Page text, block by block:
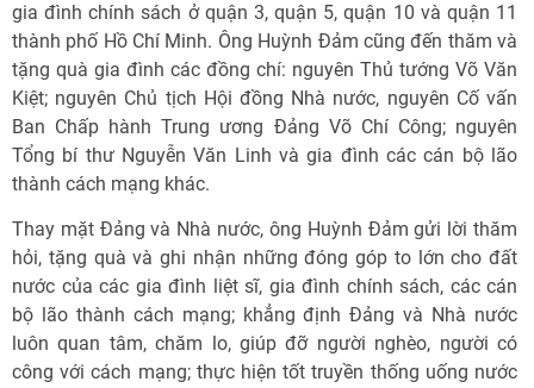
gia đình chính sách ở quận 3, quận 5, quận 10 và quận 11
thành phố Hồ Chí Minh. Ông Huỳnh Đảm cũng đến thăm và
tặng quà gia đình các đồng chí: nguyên Thủ tướng Võ Văn
Kiệt; nguyên Chủ tịch Hội đồng Nhà nước, nguyên Cố vấn
Ban Chấp hành Trung ương Đảng Võ Chí Công; nguyên
Tổng bí thư Nguyễn Văn Linh và gia đình các cán bộ lão
thành cách mạng khác.
Thay mặt Đảng và Nhà nước, ông Huỳnh Đảm gửi lời thăm
hỏi, tặng quà và ghi nhận những đóng góp to lớn cho đất
nước của các gia đình liệt sĩ, gia đình chính sách, các cán
bộ lão thành cách mạng; khẳng định Đảng và Nhà nước
luôn quan tâm, chăm lo, giúp đỡ người nghèo, người có
công với cách mạng; thực hiện tốt truyền thống uống nước